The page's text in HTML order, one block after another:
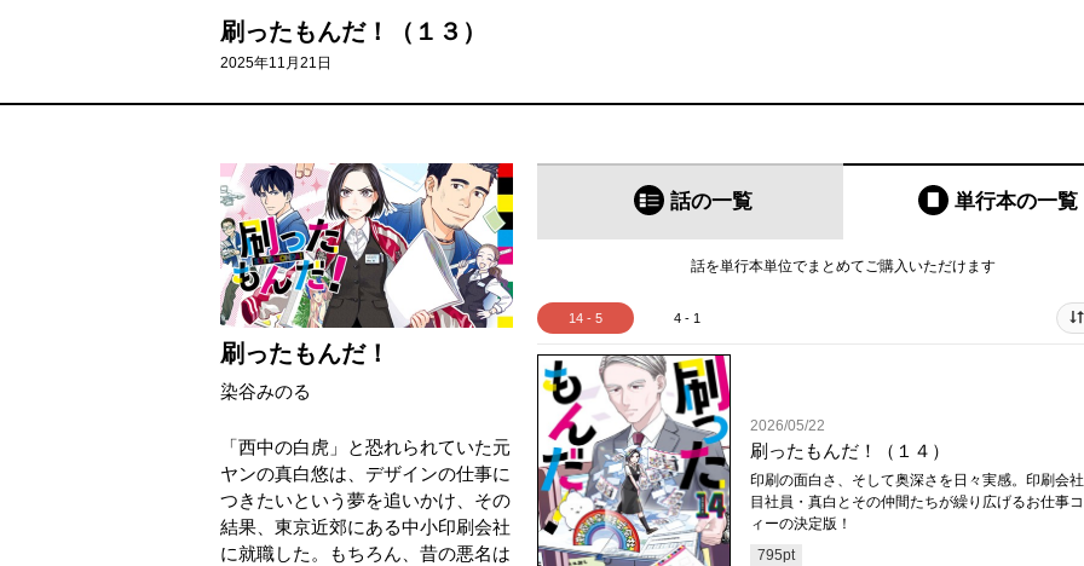
刷ったもんだ！（１３）
2025年11月21日
刷ったもんだ！
染谷みのる
「西中の白虎」と恐れられていた元
ヤンの真白悠は、デザインの仕事に
つきたいという夢を追いかけ、その
結果、東京近郊にある中小印刷会社
に就職した。もちろん、昔の悪名は
話の一覧 単行本の一覧
話を単行本単位でまとめてご購入いただけます
14 - 5 4 - 1
2026/05/22
刷ったもんだ！（１４）
印刷の面白さ、そして奥深さを日々実感。印刷会
目社員・真白とその仲間たちが繰り広げるお仕事
ィーの決定版！
795pt